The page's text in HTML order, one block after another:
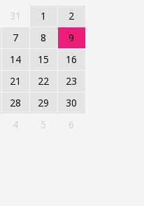
31 1
2
7 8
9
14 15
16
21 22
23
28 29
30
4 5 6